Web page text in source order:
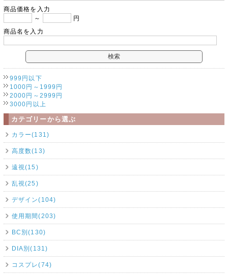
商品価格を入力
～
円
商品名を入力
999円以下
1000円～1999円
2000円～2999円
3000円以上
カテゴリーから選ぶ
カラー(131)
高度数(13)
遠視(15)
乱視(25)
デザイン(104)
使用期間(203)
BC別(130)
DIA別(131)
コスプレ(74)